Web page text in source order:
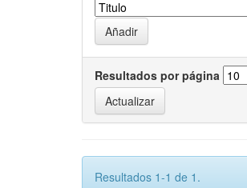
Resultados por página
Resultados 1-1 de 1.